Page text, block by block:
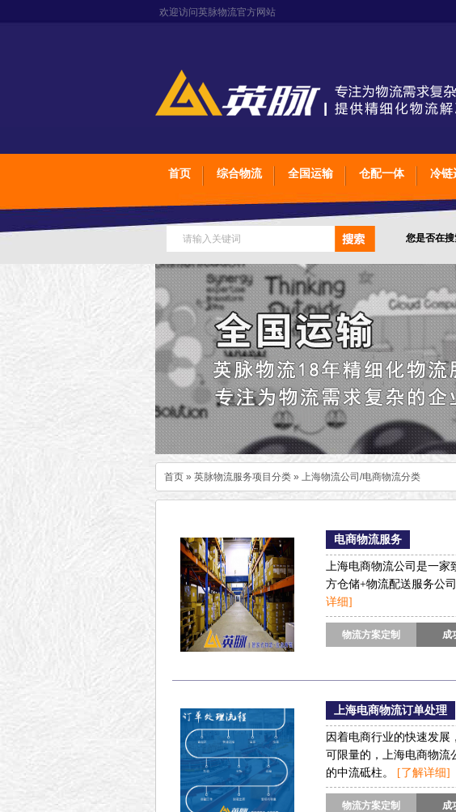
欢迎访问英脉物流官方网站
首页 综合物流 全国运输 仓配一体 冷链
您是否在搜
上海石家
首页 » 英脉物流服务项目分类 » 上海物流公司/电商物流分类
电商物流服务
上海电商物流公司是一家
方仓储+物流配送服务公
详细]
物流方案定制 成
上海电商物流订单处理
因着电商行业的快速发展
可限量的，上海电商物流
的中流砥柱。
[了解详细]
物流方案定制 成